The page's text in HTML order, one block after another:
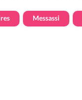
Messassi